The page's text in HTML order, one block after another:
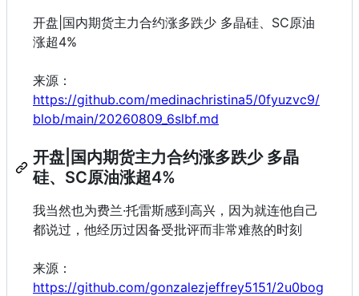
开盘|国内期货主力合约涨多跌少 多晶硅、SC原油
涨超4%
来源：
https://github.com/medinachristina5/0fyuzvc9/
blob/main/20260809_6slbf.md
开盘|国内期货主力合约涨多跌少 多晶
硅、SC原油涨超4%
我当然也为费兰·托雷斯感到高兴，因为就连他自己
都说过，他经历过因备受批评而非常难熬的时刻
来源：
https://github.com/gonzalezjeffrey5151/2u0bog